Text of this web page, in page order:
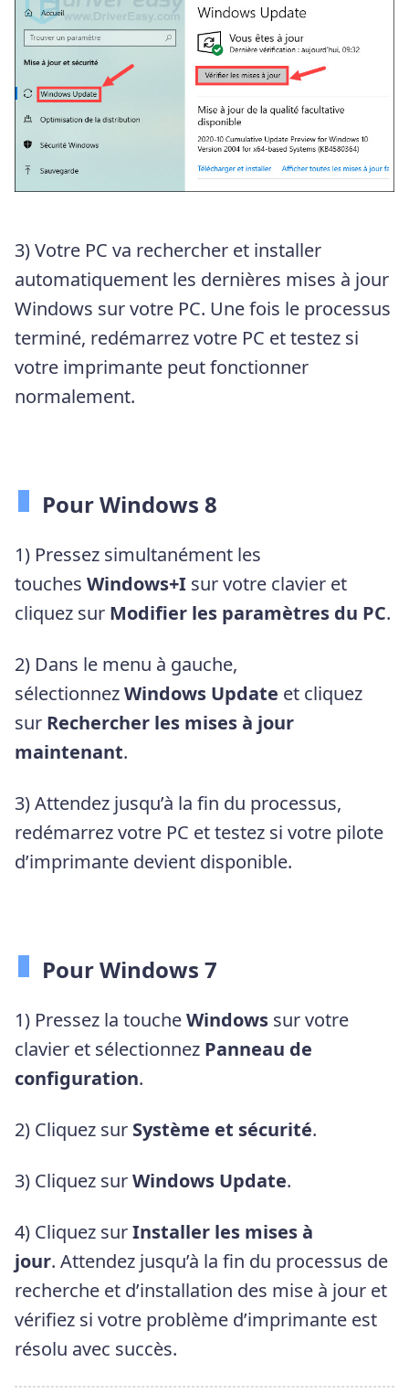
3) Votre PC va rechercher et installer
automatiquement les dernières mises à jour
Windows sur votre PC. Une fois le processus
terminé, redémarrez votre PC et testez si
votre imprimante peut fonctionner
normalement.
Pour Windows 8
1) Pressez simultanément les
touches Windows+I sur votre clavier et
cliquez sur Modifier les paramètres du PC.
2) Dans le menu à gauche,
sélectionnezWindows Update et cliquez
sur Rechercher les mises à jour
maintenant.
3) Attendez jusqu’à la fin du processus,
redémarrez votre PC et testez si votre pilote
d’imprimante devient disponible.
Pour Windows 7
1) Pressez la toucheWindows sur votre
clavier et sélectionnez Panneau de
configuration.
2) Cliquez sur Système et sécurité.
3) Cliquez surWindows Update.
4) Cliquez surInstaller les mises à
jour. Attendez jusqu’à la fin du processus de
recherche et d’installation des mise à jour et
vérifiez si votre problème d’imprimante est
résolu avec succès.